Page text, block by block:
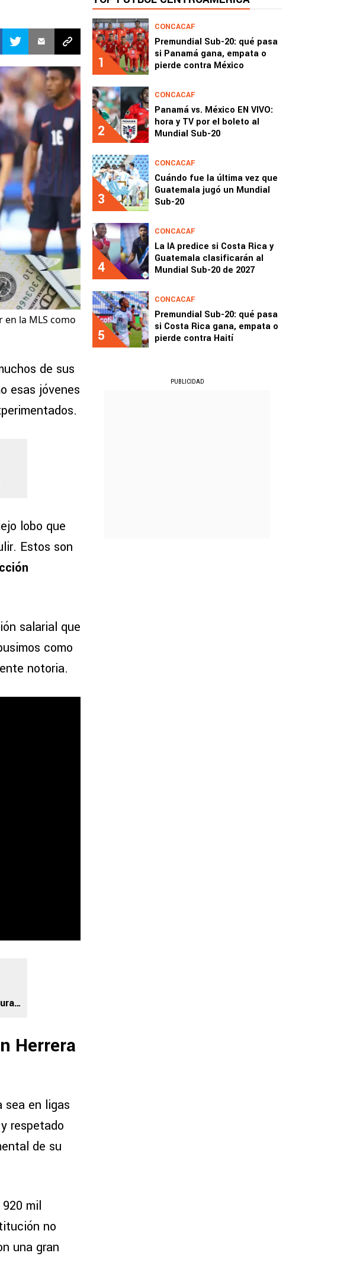
la MLS como
de sus
esas jóvenes
lobo que
Estos son
salarial que
como
notoria.
Herrera
sea en ligas
respetado
de su
mil
no
una gran
1
CONCACAF
Premundial Sub-20: qué pasa
si Panamá gana, empata o
pierde contra México
2
CONCACAF
Panamá vs. México EN VIVO:
hora y TV por el boleto al
Mundial Sub-20
3
CONCACAF
Cuándo fue la última vez que
Guatemala jugó un Mundial
Sub-20
4
CONCACAF
La IA predice si Costa Rica y
Guatemala clasificarán al
Mundial Sub-20 de 2027
5
CONCACAF
Premundial Sub-20: qué pasa
si Costa Rica gana, empata o
pierde contra Haití
PUBLICIDAD